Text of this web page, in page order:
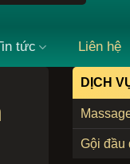
tức Liên hệ
DỊCH
Gội đầu